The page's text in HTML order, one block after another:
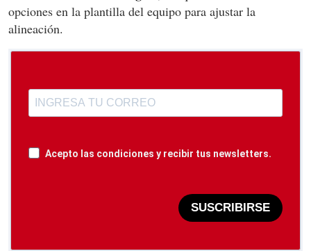
opciones en la plantilla del equipo para ajustar la
alineación.
Acepto las condiciones y recibir tus newsletters.
SUSCRIBIRSE